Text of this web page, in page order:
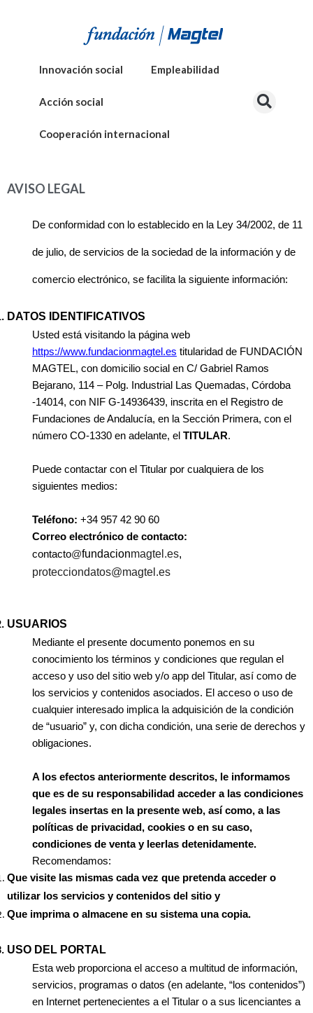
Innovación social Empleabilidad
Acción social
Cooperación internacional
AVISO LEGAL
De conformidad con lo establecido en la Ley 34/2002, de 11
de julio, de servicios de la sociedad de la información y de
comercio electrónico, se facilita la siguiente información:
DATOS IDENTIFICATIVOS
Usted está visitando la página web
https://www.fundacionmagtel.es titularidad de FUNDACIÓN
MAGTEL, con domicilio social en C/ Gabriel Ramos
Bejarano, 114 – Polg. Industrial Las Quemadas, Córdoba
-14014, con NIF G-14936439, inscrita en el Registro de
Fundaciones de Andalucía, en la Sección Primera, con el
número CO-1330 en adelante, el TITULAR.
Puede contactar con el Titular por cualquiera de los
siguientes medios:
Teléfono: +34 957 42 90 60
Correo electrónico de contacto:
contacto@fundacionmagtel.es,
protecciondatos@magtel.es
USUARIOS
Mediante el presente documento ponemos en su
conocimiento los términos y condiciones que regulan el
acceso y uso del sitio web y/o app del Titular, así como de
los servicios y contenidos asociados. El acceso o uso de
cualquier interesado implica la adquisición de la condición
de “usuario” y, con dicha condición, una serie de derechos y
obligaciones.
A los efectos anteriormente descritos, le informamos
que es de su responsabilidad acceder a las condiciones
legales insertas en la presente web, así como, a las
políticas de privacidad, cookies o en su caso,
condiciones de venta y leerlas detenidamente.
Recomendamos:
Que visite las mismas cada vez que pretenda acceder o
utilizar los servicios y contenidos del sitio y
Que imprima o almacene en su sistema una copia.
USO DEL PORTAL
Esta web proporciona el acceso a multitud de información,
servicios, programas o datos (en adelante, “los contenidos”)
en Internet pertenecientes a el Titular o a sus licenciantes a